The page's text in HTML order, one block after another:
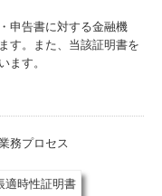
申告書に対する金融機
す。また、当該証明書を
ます。
務プロセス